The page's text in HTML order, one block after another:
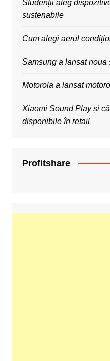
Studenții aleg
sustenabile
Cum alegi aerul
Samsung a lansat noua
Motorola a lansat
Xiaomi Sound Play și
disponibile în retail
Profitshare